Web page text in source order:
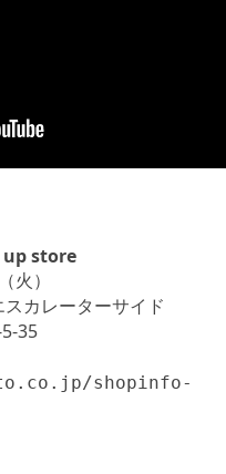
up store
火）
カレーターサイド
35
shopinfo-